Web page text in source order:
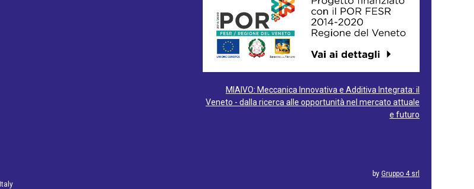
MIAIVO: Meccanica Innovativa e Additiva Integrata: il
Veneto - dalla ricerca alle opportunità nel mercato attuale
e futuro
by Gruppo 4 srl